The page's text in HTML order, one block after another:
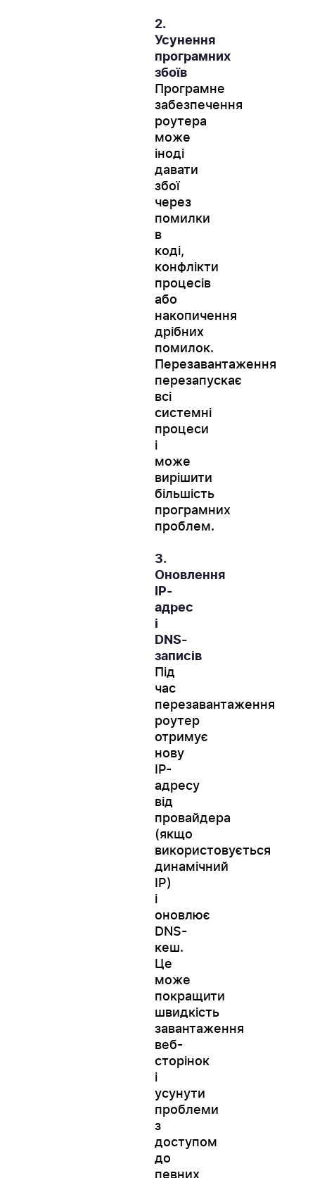
2.
Усунення
програмних
збоїв
Програмне
забезпечення
роутера
може
іноді
давати
збої
через
помилки
в
коді,
конфлікти
процесів
або
накопичення
дрібних
помилок.
Перезавантаження
перезапускає
всі
системні
процеси
і
може
вирішити
більшість
програмних
проблем.
3.
Оновлення
IP-
адрес
і
DNS-
записів
Під
час
перезавантаження
роутер
отримує
нову
IP-
адресу
від
провайдера
(якщо
використовується
динамічний
IP)
і
оновлює
DNS-
кеш.
Це
може
покращити
швидкість
завантаження
веб-
сторінок
і
усунути
проблеми
з
доступом
до
певних